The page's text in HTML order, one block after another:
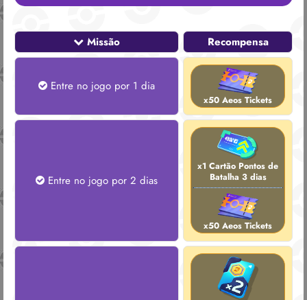
Missão Recompensa
Entre no jogo por 1 dia
x50 Aeos Tickets
Entre no jogo por 2 dias
x1 Cartão Pontos de
Batalha 3 dias
x50 Aeos Tickets